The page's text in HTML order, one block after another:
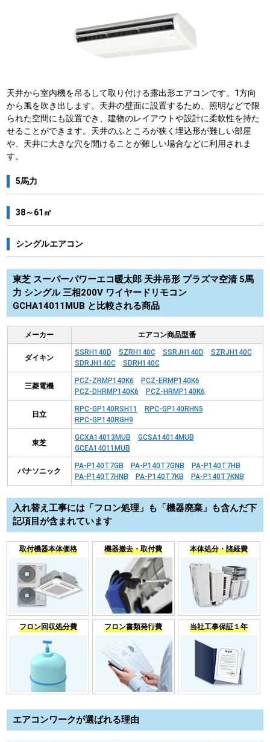
天井から室内機を吊るして取り付ける露出形エアコンです。1方向
から風を吹き出します。天井の壁面に設置するため、照明などで限
られた空間にも設置でき、建物のレイアウトや設計に柔軟性を持た
せることができます。天井のふところが狭く埋込形が難しい部屋
や、天井に大きな穴を開けることが難しい場合などに利用されま
す。
5馬力
38～61㎡
シングルエアコン
東芝 スーパーパワーエコ暖太郎 天井吊形 プラズマ空清 5馬
力 シングル 三相200V ワイヤードリモコン
GCHA14011MUB と比較される商品
メーカー エアコン商品型番
ダイキン
SSRH140D SZRH140C SSRJH140D
SZRJH140C
SDRJH140C
SDRH140C
三菱電機
PCZ-ZRMP140K6
PCZ-ERMP140K6
PCZ-DHRMP140K6
PCZ-HRMP140K6
日立
RPC-GP140RSH11
RPC-GP140RHN5
RPC-GP140RGH9
東芝
GCXA14013MUB
GCSA14014MUB
GCEA14011MUB
パナソニック
PA-P140T7GB PA-P140T7GNB
PA-P140T7HB
PA-P140T7HNB
PA-P140T7KB PA-P140T7KNB
入れ替え工事には「フロン処理」も「機器廃棄」も含んだ下
記項目が含まれています
取付機器本体価格 機器撤去・取付費 本体処分・諸経費
フロン回収処分費 フロン書類発行費 当社工事保証１年
エアコンワークが選ばれる理由